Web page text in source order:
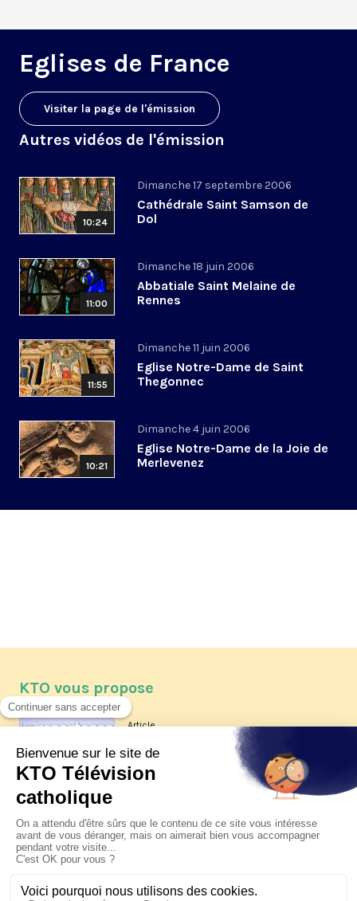
Eglises de France
Visiter la page de l'émission
Autres vidéos de l'émission
10:24
Dimanche 17 septembre 2006
Cathédrale Saint Samson de
Dol
11:00
Dimanche 18 juin 2006
Abbatiale Saint Melaine de
Rennes
11:55
Dimanche 11 juin 2006
Eglise Notre-Dame de Saint
Thegonnec
10:21
Dimanche 4 juin 2006
Eglise Notre-Dame de la Joie de
Merlevenez
KTO vous propose
Article
Les reportages d'été 2026 de KTO
La visite pastorale du pape Léon
XIV à Assise à suivre sur KTO le
jeudi 6 août
Le pape en Uruguay, Argentine et